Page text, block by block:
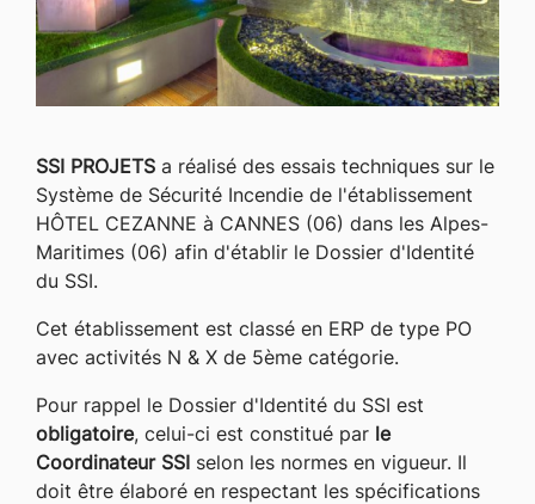
SSI PROJETSa réalisé des essais techniques sur le
Système de Sécurité Incendie de l'établissement
HÔTEL CEZANNE à CANNES (06) dans les Alpes-
Maritimes (06) afin d'établir le Dossier d'Identité
du SSI.
Cet établissement est classé en ERP de type PO
avec activités N & X de 5ème catégorie.
Pour rappel le Dossier d'Identité du SSI est
obligatoire, celui-ci est constitué par le
Coordinateur SSI
selon les normes en vigueur. Il
doit être élaboré en respectant les spécifications